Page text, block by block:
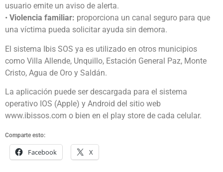
usuario emite un aviso de alerta.
• Violencia familiar: proporciona un canal seguro para que
una víctima pueda solicitar ayuda sin demora.
El sistema Ibis SOS ya es utilizado en otros municipios
como Villa Allende, Unquillo, Estación General Paz, Monte
Cristo, Agua de Oro y Saldán.
La aplicación puede ser descargada para el sistema
operativo IOS (Apple) y Android del sitio web
www.ibissos.com o bien en el play store de cada celular.
Comparte esto:
Facebook X